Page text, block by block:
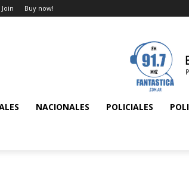
Buy now!
NACIONALES POLICIALES